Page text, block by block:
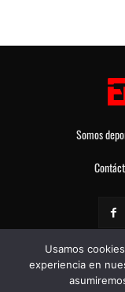
Somos
Usamos
experiencia en